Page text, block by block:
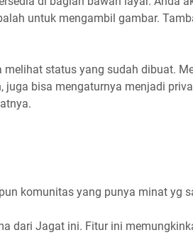
untuk mengambil gambar.
status yang sudah dibuat.
juga bisa mengaturnya menjadi
komunitas yang punya minat yg
dari Jagat ini. Fitur ini